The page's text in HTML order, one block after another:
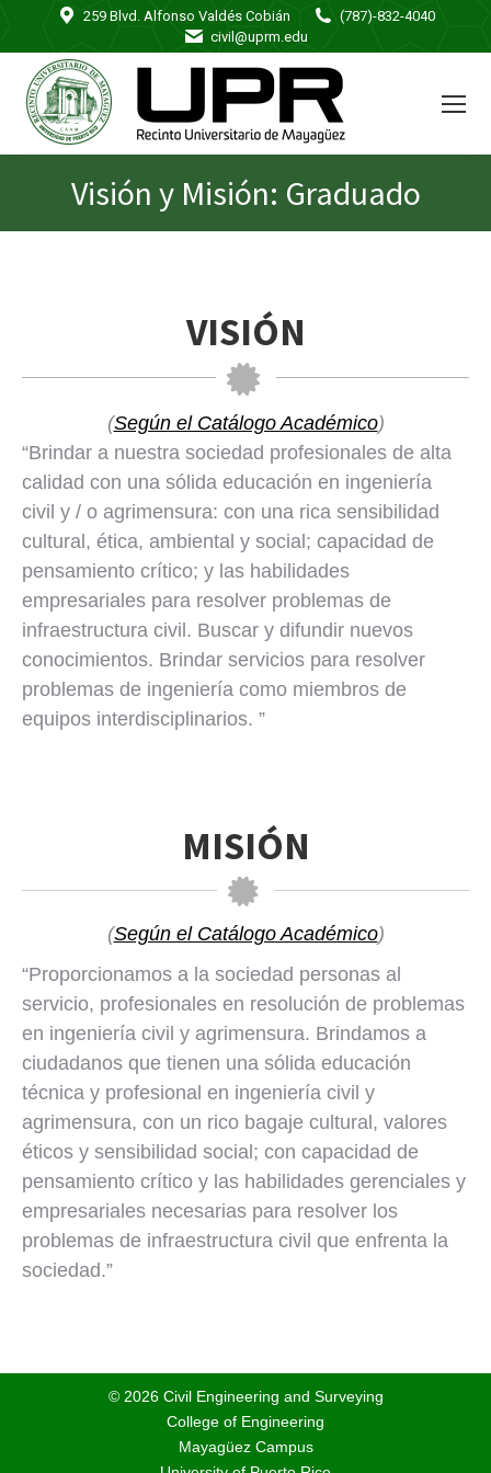
259 Blvd. Alfonso Valdés Cobián
(787)-832-4040
civil@uprm.edu
Visión y Misión: Graduado
You are here:
VISIÓN
(Según el Catálogo Académico)
“Brindar a nuestra sociedad profesionales de alta
calidad con una sólida educación en ingeniería
civil y / o agrimensura: con una rica sensibilidad
cultural, ética, ambiental y social; capacidad de
pensamiento crítico; y las habilidades
empresariales para resolver problemas de
infraestructura civil. Buscar y difundir nuevos
conocimientos. Brindar servicios para resolver
problemas de ingeniería como miembros de
equipos interdisciplinarios. ”
MISIÓN
(Según el Catálogo Académico)
“Proporcionamos a la sociedad personas al
servicio, profesionales en resolución de problemas
en ingeniería civil y agrimensura. Brindamos a
ciudadanos que tienen una sólida educación
técnica y profesional en ingeniería civil y
agrimensura, con un rico bagaje cultural, valores
éticos y sensibilidad social; con capacidad de
pensamiento crítico y las habilidades gerenciales y
empresariales necesarias para resolver los
problemas de infraestructura civil que enfrenta la
sociedad.”
© 2026 Civil Engineering and Surveying
College of Engineering
Mayagüez Campus